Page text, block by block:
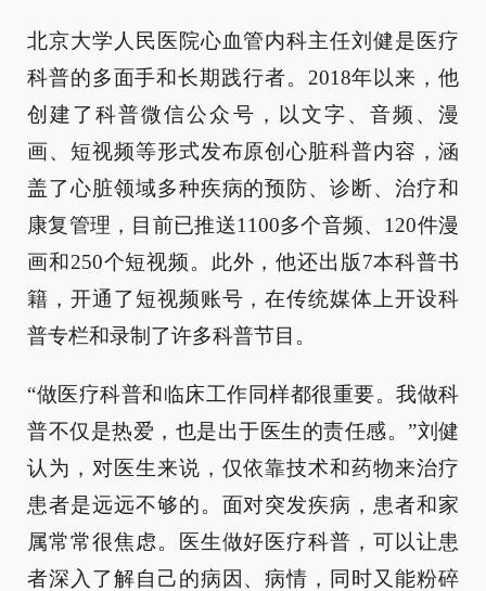
北京大学人民医院心血管内科主任刘健是医疗
科普的多面手和长期践行者。2018年以来，他
创建了科普微信公众号，以文字、音频、漫
画、短视频等形式发布原创心脏科普内容，涵
盖了心脏领域多种疾病的预防、诊断、治疗和
康复管理，目前已推送1100多个音频、120件漫
画和250个短视频。此外，他还出版7本科普书
籍，开通了短视频账号，在传统媒体上开设科
普专栏和录制了许多科普节目。
“做医疗科普和临床工作同样都很重要。我做科
普不仅是热爱，也是出于医生的责任感。”刘健
认为，对医生来说，仅依靠技术和药物来治疗
患者是远远不够的。面对突发疾病，患者和家
属常常很焦虑。医生做好医疗科普，可以让患
者深入了解自己的病因、病情，同时又能粉碎